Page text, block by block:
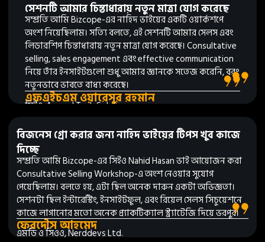
সেশনটি আমার চিন্তাধারায় নতুন মাত্রা যোগ করেছে
সম্প্রতি আমি Bizcope-এর নাহিদ ভাইয়ের একটি ওয়ার্কশপে
অংশ নিয়েছিলাম। সত্যি বলতে, এই সেশনটি আমার সেলস এবং
লিডারশিপ চিন্তাধারায় নতুন মাত্রা যোগ করেছে। Consultative
selling, sales engagement এবং effective communication
নিয়ে তাঁর ইনসাইটগুলো শুধু আমার জ্ঞানকে সতেজ করেনি, বরং
নতুনভাবে ভাবতে বাধ্য করেছে।
এফএইচএম ওয়ারেসুর রহমান
সিইও, Accord Tech Solutions
বিজনেস গ্রো করার জন্য নাহিদ ভাইয়ের টিপস খুব কাজে
দিচ্ছে
সম্প্রতি আমি Bizcope-এর সিইও Nahid Hasan ভাই আয়োজন করা
Consultative Selling Workshop-এ অংশ নেওয়ার সুযোগ
পেয়েছিলাম। বলতে হয়, এটা ছিল অনেক দারুন একটা অভিজ্ঞতা।
সেশনটা ছিল ইন্টারেস্টিং, ইনসাইটফুল, এবং রিয়েল সেলস সিচুয়েশনে
কাজে লাগানোর মতো অনেক প্র্যাকটিক্যাল স্ট্র্যাটেজি দিয়ে ভরপুর।
ফেরদৌস আহমেদ
এমডি ও সিওও, Nerddevs Ltd.